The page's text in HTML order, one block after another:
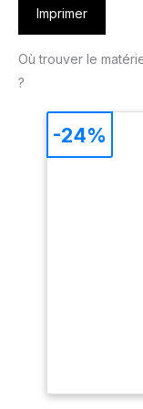
Imprimer
Où trouver le
?
-24%